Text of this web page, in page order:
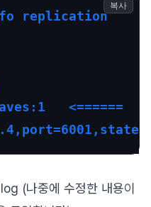
replication
<======
복사
(나중에 수정한 내용이